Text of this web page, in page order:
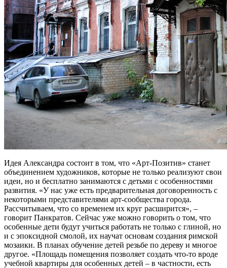
Идея Александра состоит в том, что «Арт-Позитив» станет
объединением художников, которые не только реализуют свои
идеи, но и бесплатно занимаются с детьми с особенностями
развития. «У нас уже есть предварительная договоренность с
некоторыми представителями арт-сообщества города.
Рассчитываем, что со временем их круг расширится», –
говорит Панкратов. Сейчас уже можно говорить о том, что
особенные дети будут учиться работать не только с глиной, но
и с эпоксидной смолой, их научат основам создания римской
мозаики. В планах обучение детей резьбе по дереву и многое
другое. «Площадь помещения позволяет создать что-то вроде
учебной квартиры для особенных детей – в частности, есть